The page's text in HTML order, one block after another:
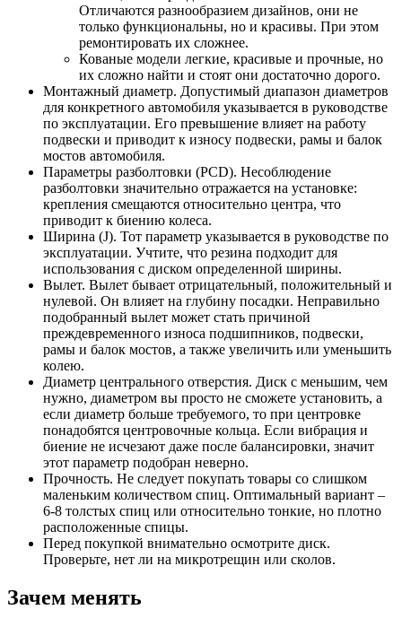
Отличаются разнообразием дизайнов, они не
только функциональны, но и красивы. При этом
ремонтировать их сложнее.
Кованые модели легкие, красивые и прочные, но
их сложно найти и стоят они достаточно дорого.
Монтажный диаметр. Допустимый диапазон диаметров
для конкретного автомобиля указывается в руководстве
по эксплуатации. Его превышение влияет на работу
подвески и приводит к износу подвески, рамы и балок
мостов автомобиля.
Параметры разболтовки (PCD). Несоблюдение
разболтовки значительно отражается на установке:
крепления смещаются относительно центра, что
приводит к биению колеса.
Ширина (J). Тот параметр указывается в руководстве по
эксплуатации. Учтите, что резина подходит для
использования с диском определенной ширины.
Вылет. Вылет бывает отрицательный, положительный и
нулевой. Он влияет на глубину посадки. Неправильно
подобранный вылет может стать причиной
преждевременного износа подшипников, подвески,
рамы и балок мостов, а также увеличить или уменьшить
колею.
Диаметр центрального отверстия. Диск с меньшим, чем
нужно, диаметром вы просто не сможете установить, а
если диаметр больше требуемого, то при центровке
понадобятся центровочные кольца. Если вибрация и
биение не исчезают даже после балансировки, значит
этот параметр подобран неверно.
Прочность. Не следует покупать товары со слишком
маленьким количеством спиц. Оптимальный вариант –
6-8 толстых спиц или относительно тонкие, но плотно
расположенные спицы.
Перед покупкой внимательно осмотрите диск.
Проверьте, нет ли на микротрещин или сколов.
Зачем менять